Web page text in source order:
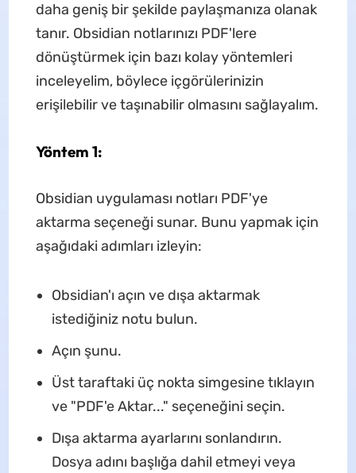
daha geniş bir şekilde paylaşmanıza olanak
tanır. Obsidian notlarınızı PDF'lere
dönüştürmek için bazı kolay yöntemleri
inceleyelim, böylece içgörülerinizin
erişilebilir ve taşınabilir olmasını sağlayalım.
Yöntem 1:
Obsidian uygulaması notları PDF'ye
aktarma seçeneği sunar. Bunu yapmak için
aşağıdaki adımları izleyin:
Obsidian'ı açın ve dışa aktarmak
istediğiniz notu bulun.
Açın şunu.
Üst taraftaki üç nokta simgesine tıklayın
ve "PDF'e Aktar..." seçeneğini seçin.
Dışa aktarma ayarlarını sonlandırın.
Dosya adını başlığa dahil etmeyi veya